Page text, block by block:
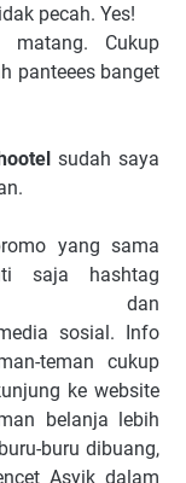
pecah. Yes!
Cukup
panteees banget
sudah saya
yang sama
saja hashtag
dan
sosial. Info
teman cukup
ke website
belanja lebih
buru dibuang,
Asyik dalam